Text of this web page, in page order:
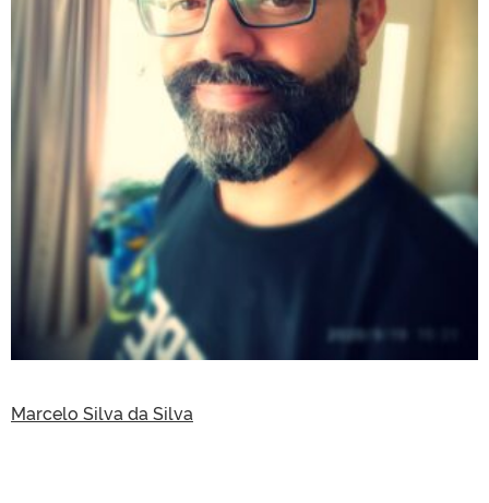
Marcelo Silva da Silva